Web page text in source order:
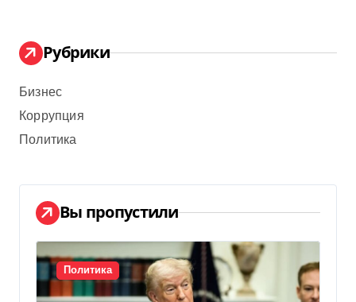
Рубрики
Бизнес
Коррупция
Политика
Вы пропустили
Политика